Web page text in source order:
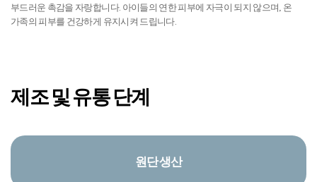
부드러운 촉감을 자랑합니다. 아이들의 연한 피부에 자극이 되지 않으며, 온
가족의 피부를 건강하게 유지시켜 드립니다.
제조 및 유통 단계
원단 생산